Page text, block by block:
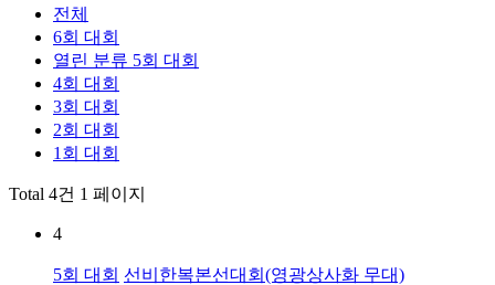
전체
6회 대회
열린 분류 5회 대회
4회 대회
3회 대회
2회 대회
1회 대회
Total 4건 1 페이지
4
5회 대회 선비한복본선대회(영광상사화 무대)